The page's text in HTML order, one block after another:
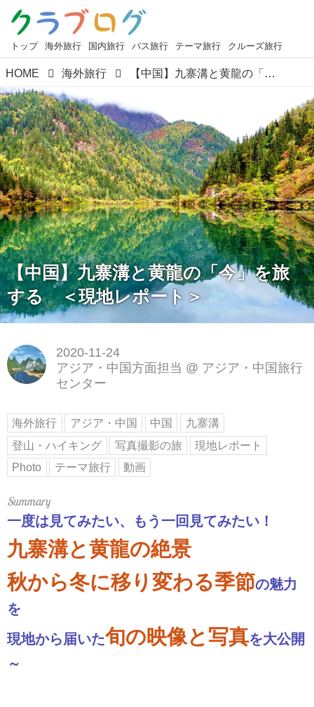
トップ 海外旅行 国内旅行 バス旅行 テーマ旅行 クルーズ旅行
HOME 海外旅行 【中国】九寨溝と黄龍の「今」を旅する ＜現地レポート＞
【中国】九寨溝と黄龍の「今」を旅
する ＜現地レポート＞
2020-11-24
アジア・中国方面担当 @ アジア・中国旅行
センター
海外旅行 アジア・中国 中国
九寨溝
登山・ハイキング
写真撮影の旅
現地レポート
Photo
テーマ旅行 動画
一度は見てみたい、もう一回見てみたい！
九寨溝と黄龍の絶景
秋から冬に移り変わる季節の魅力
を
現地から届いた旬の映像と写真を大公開
～